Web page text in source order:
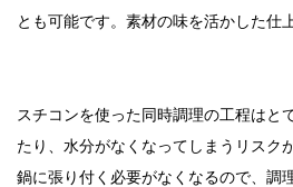
とも可能です。素材の味を活かした仕
スチコンを使った同時調理の工程はと
たり、水分がなくなってしまうリスク
鍋に張り付く必要がなくなるので、調